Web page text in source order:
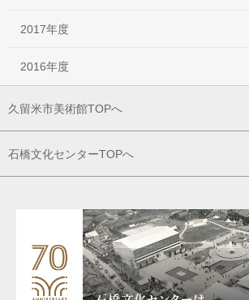
2017年度
2016年度
久留米市美術館TOPへ
石橋文化センターTOPへ